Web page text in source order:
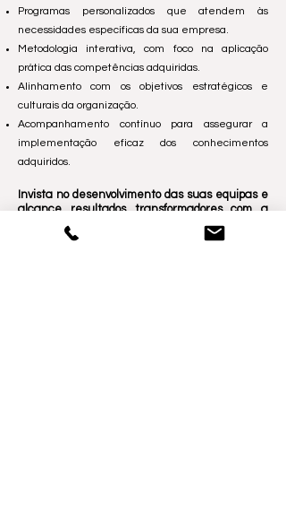
Programas personalizados que atendem às
necessidades específicas da sua empresa.
Metodologia interativa, com foco na aplicação
prática das competências adquiridas.
Alinhamento com os objetivos estratégicos e
culturais da organização.
Acompanhamento contínuo para assegurar a
implementação eficaz dos conhecimentos
adquiridos.
Invista no desenvolvimento das suas equipas e
alcance resultados transformadores com a
nossa formação à medida. Estamos prontos
para ajudar a sua empresa a atingir todo o seu